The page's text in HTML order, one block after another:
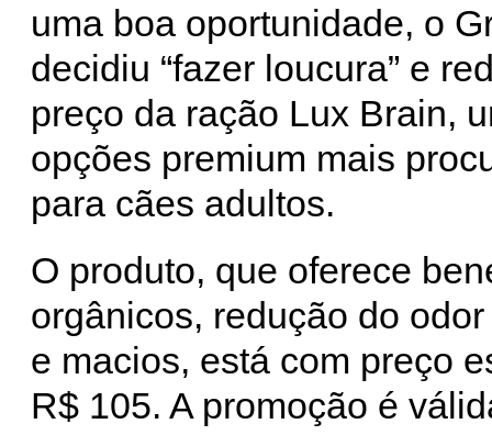
uma boa oportunidade, o
decidiu “fazer loucura” e
preço da ração Lux Brain,
opções premium mais
para cães adultos.
O produto, que oferece
orgânicos, redução do
e macios, está com preço
R$ 105. A promoção é